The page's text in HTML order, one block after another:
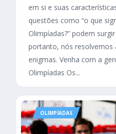
em si e suas
questões como “o que
Olimpíadas?” podem
portanto, nós resolvemos
enigmas. Venha com a
Olimpíadas Os...
OLIMPÍADAS